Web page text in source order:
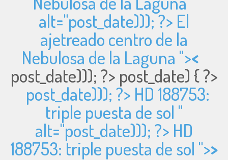
alt="post_date))); ?> El
ajetreado centro de la
Nebulosa de la Laguna "><
post_date))); ?> post_date) { ?>
post_date))); ?> HD 188753:
triple puesta de sol "
alt="post_date))); ?> HD
188753: triple puesta de sol ">>